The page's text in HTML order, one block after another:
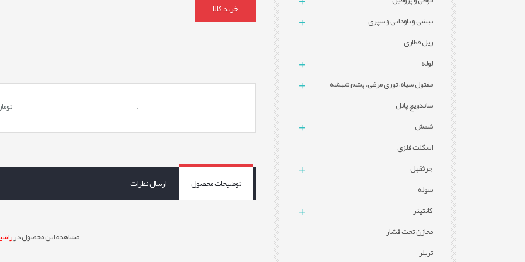
خرید کالا
.
توضیحات محصول ارسال نظرات
مشاهده این محصول در
نبشی و ناودانی و سپری
ریل قطاری
لوله
مفتول سیاه، توری مرغی، پشم شیشه
ساندویچ پانل
شمش
اسکلت فلزی
جرثقیل
سوله
کانتینر
مخازن تحت فشار
تریلر